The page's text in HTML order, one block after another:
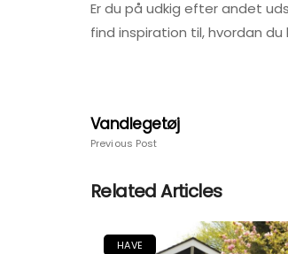
Er du på udkig efter andet
find inspiration til, hvordan
Vandlegetøj
Previous Post
Related Articles
HAVE